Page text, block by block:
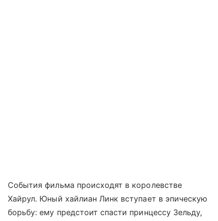
События фильма происходят в королевстве
Хайрул. Юный хайлиан Линк вступает в эпическую
борьбу: ему предстоит спасти принцессу Зельду,